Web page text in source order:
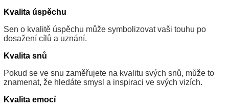
Kvalita úspěchu
Sen o kvalitě úspěchu může symbolizovat vaši touhu po
dosažení cílů a uznání.
Kvalita snů
Pokud se ve snu zaměřujete na kvalitu svých snů, může to
znamenat, že hledáte smysl a inspiraci ve svých vizích.
Kvalita emocí